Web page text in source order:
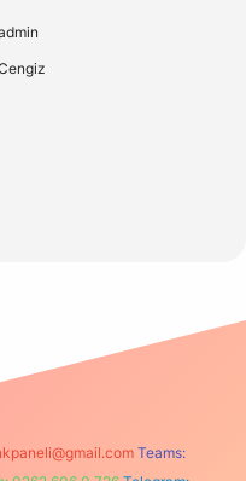
Teams: